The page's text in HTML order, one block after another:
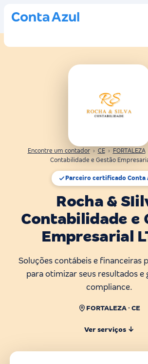
Encontre um contador › CE › FORTALEZA
Contabilidade e Gestão
Parceiro certificado Conta
Rocha &
Contabilidade e
Empresarial
Soluções contábeis e financeiras
para otimizar seus resultados e
compliance.
FORTALEZA · CE
Ver serviços ↓